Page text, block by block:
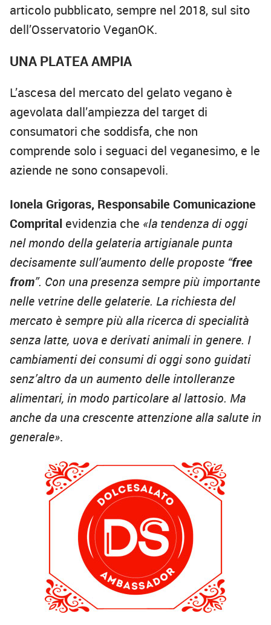
articolo pubblicato, sempre nel 2018, sul sito
dell’Osservatorio VeganOK.
UNA PLATEA AMPIA
L’ascesa del mercato del gelato vegano è
agevolata dall’ampiezza del target di
consumatori che soddisfa, che non
comprende solo i seguaci del veganesimo, e le
aziende ne sono consapevoli.
Ionela Grigoras, Responsabile Comunicazione
Comprital evidenzia che «la tendenza di oggi
nel mondo della gelateria artigianale punta
decisamente sull’aumento delle proposte “free
from”. Con una presenza sempre più importante
nelle vetrine delle gelaterie. La richiesta del
mercato è sempre più alla ricerca di specialità
senza latte, uova e derivati animali in genere. I
cambiamenti dei consumi di oggi sono guidati
senz’altro da un aumento delle intolleranze
alimentari, in modo particolare al lattosio. Ma
anche da una crescente attenzione alla salute in
generale».